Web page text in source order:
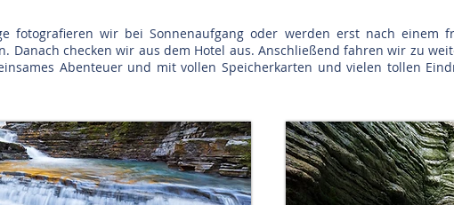
fotografieren wir bei Sonnenaufgang oder werden erst nach einem
Danach checken wir aus dem Hotel aus. Anschließend fahren wir zu
Abenteuer und mit vollen Speicherkarten und vielen tollen